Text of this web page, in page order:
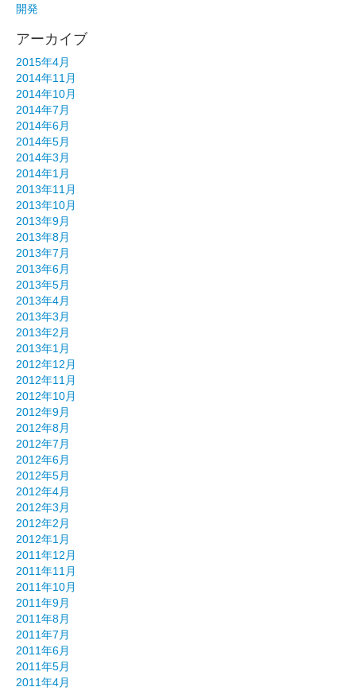
開発
アーカイブ
2015年4月
2014年11月
2014年10月
2014年7月
2014年6月
2014年5月
2014年3月
2014年1月
2013年11月
2013年10月
2013年9月
2013年8月
2013年7月
2013年6月
2013年5月
2013年4月
2013年3月
2013年2月
2013年1月
2012年12月
2012年11月
2012年10月
2012年9月
2012年8月
2012年7月
2012年6月
2012年5月
2012年4月
2012年3月
2012年2月
2012年1月
2011年12月
2011年11月
2011年10月
2011年9月
2011年8月
2011年7月
2011年6月
2011年5月
2011年4月